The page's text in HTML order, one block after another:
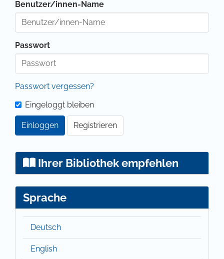
Benutzer/innen-Name
Passwort
Passwort vergessen?
Eingeloggt bleiben
Einloggen Registrieren
Ihrer Bibliothek empfehlen
Sprache
Deutsch
English